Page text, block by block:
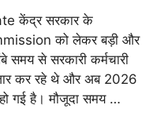
केंद्र सरकार के
को लेकर बड़ी और
समय से सरकारी कर्मचारी
कर रहे थे और अब 2026
गई है। मौजूदा समय …